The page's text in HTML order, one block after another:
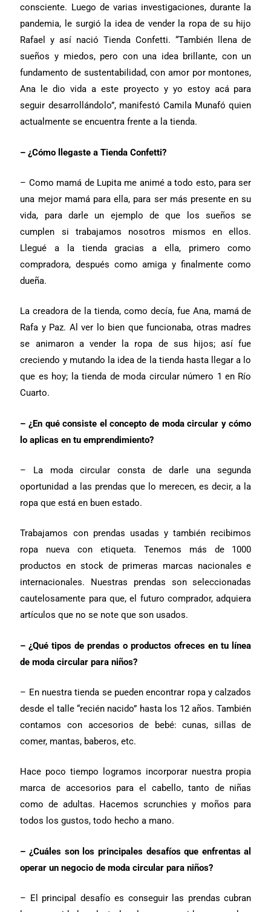
consciente. Luego de varias investigaciones, durante la
pandemia, le surgió la idea de vender la ropa de su hijo
Rafael y así nació Tienda Confetti. “También llena de
sueños y miedos, pero con una idea brillante, con un
fundamento de sustentabilidad, con amor por montones,
Ana le dio vida a este proyecto y yo estoy acá para
seguir desarrollándolo”, manifestó Camila Munafó quien
actualmente se encuentra frente a la tienda.
– ¿Cómo llegaste a Tienda Confetti?
– Como mamá de Lupita me animé a todo esto, para ser
una mejor mamá para ella, para ser más presente en su
vida, para darle un ejemplo de que los sueños se
cumplen si trabajamos nosotros mismos en ellos.
Llegué a la tienda gracias a ella, primero como
compradora, después como amiga y finalmente como
dueña.
La creadora de la tienda, como decía, fue Ana, mamá de
Rafa y Paz. Al ver lo bien que funcionaba, otras madres
se animaron a vender la ropa de sus hijos; así fue
creciendo y mutando la idea de la tienda hasta llegar a lo
que es hoy; la tienda de moda circular número 1 en Río
Cuarto.
– ¿En qué consiste el concepto de moda circular y cómo
lo aplicas en tu emprendimiento?
– La moda circular consta de darle una segunda
oportunidad a las prendas que lo merecen, es decir, a la
ropa que está en buen estado.
Trabajamos con prendas usadas y también recibimos
ropa nueva con etiqueta. Tenemos más de 1000
productos en stock de primeras marcas nacionales e
internacionales. Nuestras prendas son seleccionadas
cautelosamente para que, el futuro comprador, adquiera
artículos que no se note que son usados.
– ¿Qué tipos de prendas o productos ofreces en tu línea
de moda circular para niños?
– En nuestra tienda se pueden encontrar ropa y calzados
desde el talle “recién nacido” hasta los 12 años. También
contamos con accesorios de bebé: cunas, sillas de
comer, mantas, baberos, etc.
Hace poco tiempo logramos incorporar nuestra propia
marca de accesorios para el cabello, tanto de niñas
como de adultas. Hacemos scrunchies y moños para
todos los gustos, todo hecho a mano.
– ¿Cuáles son los principales desafíos que enfrentas al
operar un negocio de moda circular para niños?
– El principal desafío es conseguir las prendas cubran